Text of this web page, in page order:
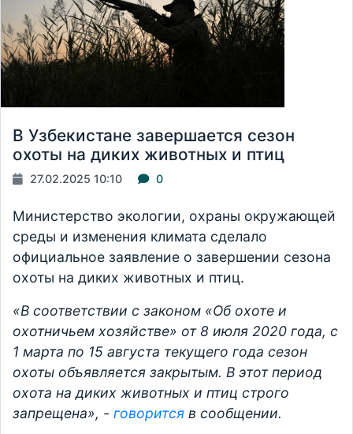
В Узбекистане завершается сезон
охоты на диких животных и птиц
27.02.2025 10:10 0
Министерство экологии, охраны окружающей
среды и изменения климата сделало
официальное заявление о завершении сезона
охоты на диких животных и птиц.
«В соответствии с законом «Об охоте и
охотничьем хозяйстве» от 8 июля 2020 года, с
1 марта по 15 августа текущего года сезон
охоты объявляется закрытым. В этот период
охота на диких животных и птиц строго
запрещена», - говорится в сообщении.